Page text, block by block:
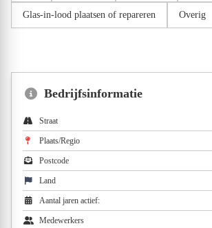
Glas-in-lood plaatsen of repareren Overig
Bedrijfsinformatie
Straat
Plaats/Regio
Postcode
Land
Aantal jaren actief:
Medewerkers